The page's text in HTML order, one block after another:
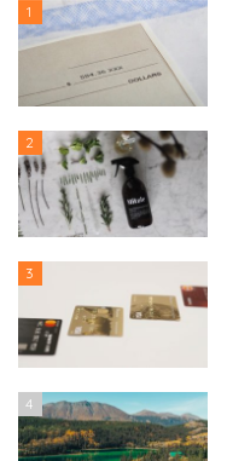
1
2
3
4